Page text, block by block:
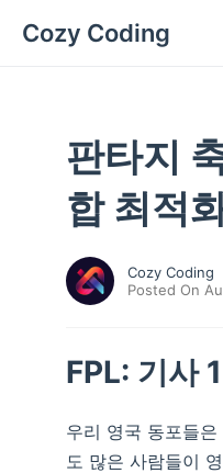
Cozy Coding
판타지
합 최적
Cozy Coding
Posted On
FPL: 기사 1
우리 영국 동포들
도 많은 사람들이